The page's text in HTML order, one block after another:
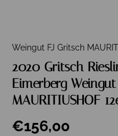
Weingut FJ Gritsch
2020 Gritsch
Eimerberg
MAURITIUSHOF
€156,00